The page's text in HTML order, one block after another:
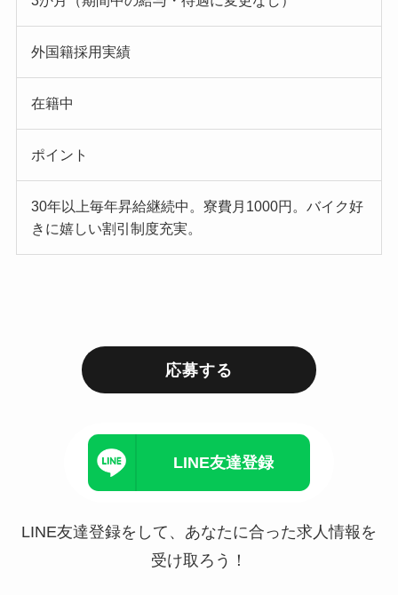
外国籍採用実績
在籍中
ポイント
30年以上毎年昇給継続中。寮費月1000円。バイク好
きに嬉しい割引制度充実。
応募する
LINE友達登録
LINE友達登録をして、あなたに合った求人情報を
受け取ろう！